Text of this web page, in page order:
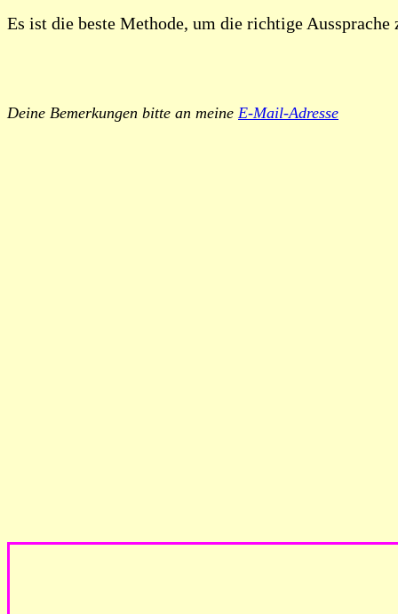
Es ist die beste Methode, um die richtige
Deine Bemerkungen bitte an meine E-Mail-Adresse